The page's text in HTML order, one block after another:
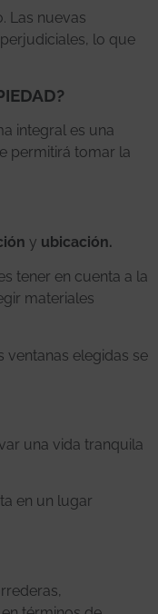
Las nuevas
lo que
integral es una
permitirá tomar la
y ubicación.
tener en cuenta a la
materiales
ventanas elegidas se
una vida tranquila
en un lugar